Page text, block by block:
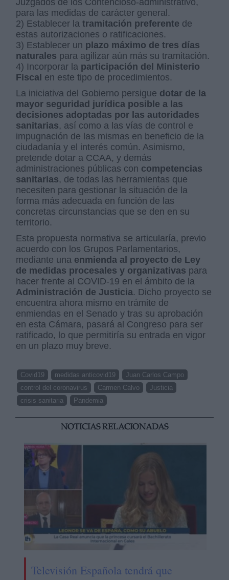
Juzgados de los Contencioso-administrativo,
para las medidas de carácter general.
2) Establecer la tramitación preferente de
estas autorizaciones o ratificaciones.
3) Establecer un plazo máximo de tres días
naturales para agilizar aún más su tramitación.
4) Incorporar la participación del Ministerio
Fiscal en este tipo de procedimientos.
La iniciativa del Gobierno persigue dotar de la
mayor seguridad jurídica posible a las
decisiones adoptadas por las autoridades
sanitarias, así como a las vías de control e
impugnación de las mismas en beneficio de la
ciudadanía y el interés común. Asimismo,
pretende dotar a CCAA, y demás
administraciones públicas con competencias
sanitarias, de todas las herramientas que
necesiten para gestionar la situación de la
forma más adecuada en función de las
concretas circunstancias que se den en su
territorio.
Esta propuesta normativa se articularía, previo
acuerdo con los Grupos Parlamentarios,
mediante una enmienda al proyecto de Ley
de medidas procesales y organizativas para
hacer frente al COVID-19 en el ámbito de la
Administración de Justicia. Dicho proyecto se
encuentra ahora mismo en trámite de
enmiendas en el Senado y tras su aprobación
en esta Cámara, pasará al Congreso para ser
ratificado, lo que permitiría su entrada en vigor
en un plazo muy breve.
Covid19 medidas anticovid19
Juan Carlos Campo
control del coronavirus
Carmen Calvo
Justicia
crisis sanitaria
Pandemia
NOTICIAS RELACIONADAS
Televisión Española tendrá que